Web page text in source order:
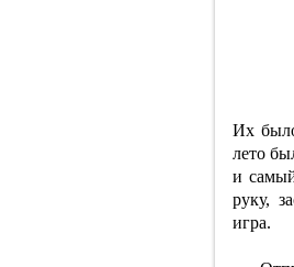
Их
лето
и
руку,
игра.